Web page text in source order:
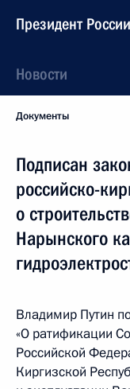
Президент России
Новости
Документы
Подписан
российско-
о
Нарынского
Владимир Путин
«О ратификации
Российской
Киргизской